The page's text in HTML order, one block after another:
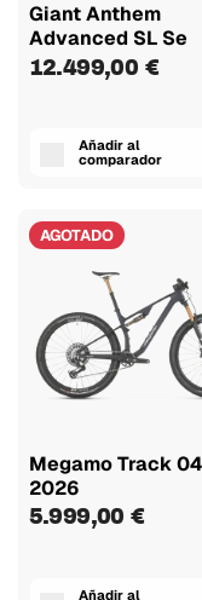
Giant Anthem
Advanced SL Se
12.499,00 €
Añadir al
comparador
AGOTADO
Megamo Track
2026
5.999,00 €
Añadir al